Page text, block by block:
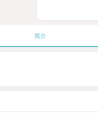
简介